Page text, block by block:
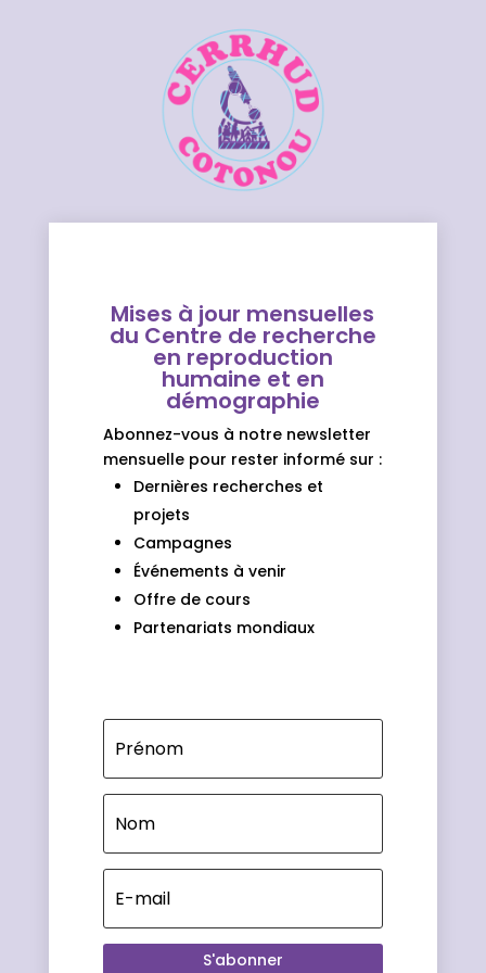
Mises à jour mensuelles
du Centre de recherche
en reproduction
humaine et en
démographie
Abonnez-vous à notre newsletter
mensuelle pour rester informé sur :
Dernières recherches et
projets
Campagnes
Événements à venir
Offre de cours
Partenariats mondiaux
S'abonner